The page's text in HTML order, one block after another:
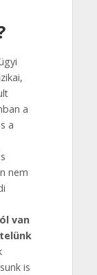
a
a
nem
van
is